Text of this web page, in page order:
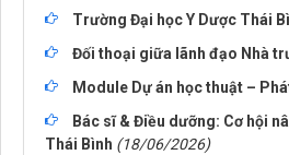
Trường Đại học Y Dược Thái
Đối thoại giữa lãnh đạo Nhà
Module Dự án học thuật –
Bác sĩ & Điều dưỡng: Cơ hội
Thái Bình (18/06/2026)